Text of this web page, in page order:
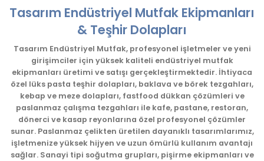
kullanarak tarafımıza iletebilirsiniz.
Görüş ve önerileriniz için teşekkür ederiz.
Ürün resmi kalitesiz, bozuk veya görüntülenemiyor.
Ürün açıklamasında eksik bilgiler bulunuyor.
Ürün bilgilerinde hatalar bulunuyor.
Ürün fiyatı diğer sitelerden daha pahalı.
Bu ürüne benzer farklı alternatifler olmalı.
Tasarım Endüstriyel Mutfak Ekipmanları
& Teşhir Dolapları
Tasarım Endüstriyel Mutfak, profesyonel işletmeler ve yeni
girişimciler için yüksek kaliteli endüstriyel mutfak
ekipmanları üretimi ve satışı gerçekleştirmektedir. İhtiyaca
özel lüks pasta teşhir dolapları, baklava ve börek tezgahları,
kebap ve meze dolapları, fastfood dükkan çözümleri ve
paslanmaz çalışma tezgahları ile kafe, pastane, restoran,
dönerci ve kasap reyonlarına özel profesyonel çözümler
sunar. Paslanmaz çelikten üretilen dayanıklı tasarımlarımız,
işletmenize yüksek hijyen ve uzun ömürlü kullanım avantajı
sağlar. Sanayi tipi soğutma grupları, pişirme ekipmanları ve